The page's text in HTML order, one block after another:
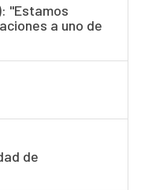
"Estamos
a uno de
de